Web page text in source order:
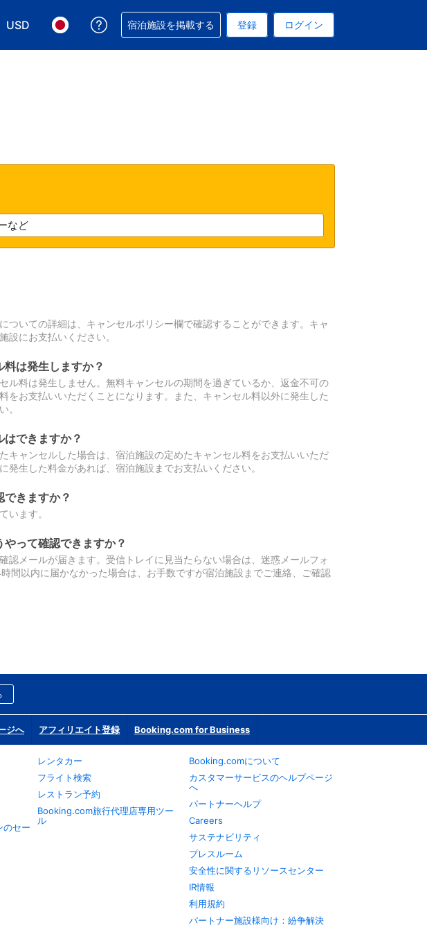
USD
表示通貨を選択. 現在選択中の表示通貨はUSドルです
言語を選択. 現在選択中の言語は日本語です
予約に関するサポートを受けられます
宿泊施設を掲載する 登録 ログイン
ついての詳細は、キャンセルポリシー欄で確認することができます。キャ
設にお支払いください。
は発生しますか？
ル料は発生しません。無料キャンセルの期間を過ぎているか、返金不可の
をお支払いいただくことになります。また、キャンセル料以外に発生した
。
できますか？
キャンセルした場合は、宿泊施設の定めたキャンセル料をお支払いいただ
発生した料金があれば、宿泊施設までお支払いください。
きますか？
います。
って確認できますか？
認メールが届きます。受信トレイに見当たらない場合は、迷惑メールフォ
間以内に届かなかった場合は、お手数ですが宿泊施設までご連絡、ご確認
ジへ アフィリエイト登録 Booking.com for Business
のセー
レンタカー
フライト検索
レストラン予約
Booking.com旅行代理店専用ツー
ル
Booking.comについて
カスタマーサービスのヘルプページ
へ
パートナーヘルプ
Careers
サステナビリティ
プレスルーム
安全性に関するリソースセンター
IR情報
利用規約
パートナー施設様向け：紛争解決